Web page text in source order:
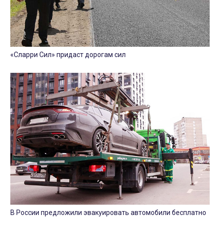
«Сларри Сил» придаст дорогам сил
В России предложили эвакуировать автомобили бесплатно